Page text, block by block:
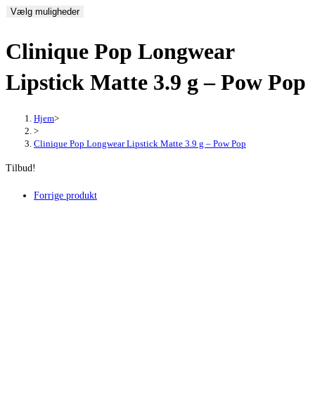
pris
220,00 kr.. 170,50 kr..
Vælg muligheder
Clinique Pop Longwear
Lipstick Matte 3.9 g – Pow Pop
Hjem>
>
Clinique Pop Longwear Lipstick Matte 3.9 g – Pow Pop
Tilbud!
Forrige produkt